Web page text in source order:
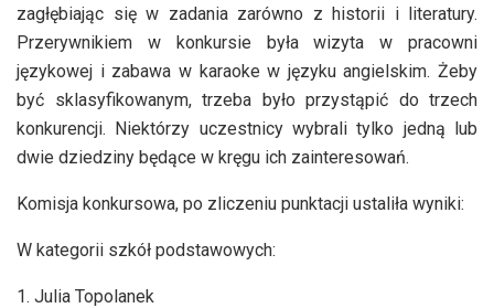
zagłębiając się w zadania zarówno z historii i literatury.
Przerywnikiem w konkursie była wizyta w pracowni
językowej i zabawa w karaoke w języku angielskim. Żeby
być sklasyfikowanym, trzeba było przystąpić do trzech
konkurencji. Niektórzy uczestnicy wybrali tylko jedną lub
dwie dziedziny będące w kręgu ich zainteresowań.
Komisja konkursowa, po zliczeniu punktacji ustaliła wyniki:
W kategorii szkół podstawowych:
1. Julia Topolanek